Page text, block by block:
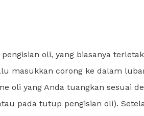
oli, yang biasanya
masukkan corong ke dalam
oli yang Anda tuangkan sesuai
pada tutup pengisian oli).